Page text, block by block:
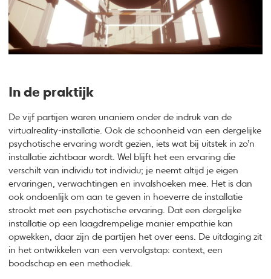
In de praktijk
De vijf partijen waren unaniem onder de indruk van de
virtualreality-installatie. Ook de schoonheid van een dergelijke
psychotische ervaring wordt gezien, iets wat bij uitstek in zo’n
installatie zichtbaar wordt. Wel blijft het een ervaring die
verschilt van individu tot individu; je neemt altijd je eigen
ervaringen, verwachtingen en invalshoeken mee. Het is dan
ook ondoenlijk om aan te geven in hoeverre de installatie
strookt met een psychotische ervaring. Dat een dergelijke
installatie op een laagdrempelige manier empathie kan
opwekken, daar zijn de partijen het over eens. De uitdaging zit
in het ontwikkelen van een vervolgstap: context, een
boodschap en een methodiek.